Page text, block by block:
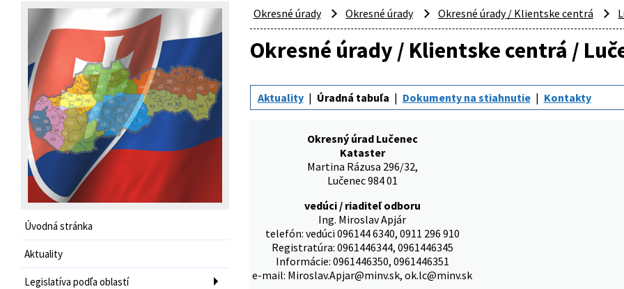
Úvodná stránka
Aktuality
Legislatíva podľa oblastí
Okresné úrady Okresné úrady Okresné úrady / Klientske centrá
Okresné úrady / Klientske centrá /
Aktuality Úradná tabuľa Dokumenty na stiahnutie Kontakty
Okresný úrad Lučenec
Kataster
Martina Rázusa 296/32,
Lučenec 984 01
vedúci / riaditeľ odboru
Ing. Miroslav Apjár
telefón: vedúci 096144 6340, 0911 296 910
Registratúra: 0961446344, 0961446345
Informácie: 0961446350, 0961446351
e-mail: Miroslav.Apjar@minv.sk, ok.lc@minv.sk